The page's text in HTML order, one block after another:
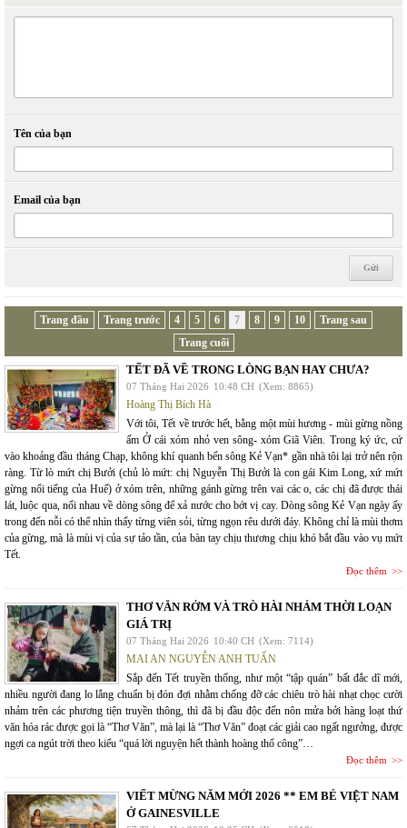
Tên của bạn
Email của bạn
Trang đầu Trang trước 4 5 6 7 8 9 10
Trang sau
Trang cuối
TẾT ĐÃ VỀ TRONG LÒNG BẠN HAY CHƯA?
07 Tháng Hai 2026 10:48 CH (Xem: 8865)
Hoàng Thị Bích Hà
Với tôi, Tết về trước hết, bằng một mùi hương - mùi gừng nồng
ấm Ở cái xóm nhỏ ven sông- xóm Giã Viên. Trong ký ức, cứ
vào khoảng đầu tháng Chạp, không khí quanh bến sông Kẻ Vạn* gần nhà tôi lại trở nên rộn
ràng. Từ lò mứt chị Bưởi (chủ lò mứt: chị Nguyễn Thị Bưởi là con gái Kim Long, xứ mứt
gừng nổi tiếng của Huế) ở xóm trên, những gánh gừng trên vai các o, các chị đã được thái
lát, luộc qua, nối nhau về dòng sông để xả nước cho bớt vị cay. Dòng sông Kẻ Vạn ngày ấy
trong đến nỗi có thể nhìn thấy từng viên sỏi, từng ngọn rêu dưới đáy. Không chỉ là mùi thơm
của gừng, mà là mùi vị của sự tảo tần, của bàn tay chịu thương chịu khó bắt đầu vào vụ mứt
Tết.
Đọc thêm
THƠ VĂN RỞM VÀ TRÒ HÀI NHẢM THỜI LOẠN
GIÁ TRỊ
07 Tháng Hai 2026 10:40 CH (Xem: 7114)
MAI AN NGUYỄN ANH TUẤN
Sắp đến Tết truyền thống, như một “tập quán” bất đắc dĩ mới,
nhiều người đang lo lắng chuẩn bị đón đợi nhằm chống đỡ các chiêu trò hài nhạt chọc cười
nhảm trên các phương tiện truyền thông, thì đã bị đầu độc đến nôn mửa bởi hàng loạt thứ
văn hóa rác được gọi là “Thơ Văn”, mà lại là “Thơ Văn” đoạt các giải cao ngất ngưởng, được
ngợi ca ngút trời theo kiểu “quá lời nguyện hết thành hoàng thổ công”…
Đọc thêm
VIẾT MỪNG NĂM MỚI 2026 ** EM BÉ VIỆT NAM
Ở GAINESVILLE